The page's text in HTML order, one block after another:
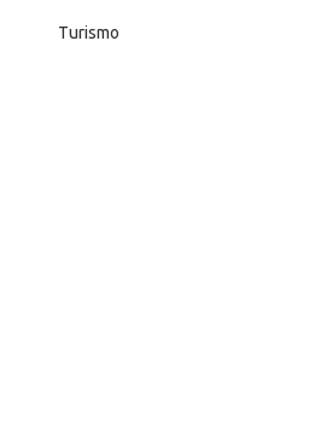
Turismo